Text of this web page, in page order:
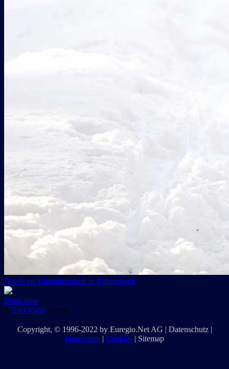
Hotels en Vakantiehuizen in Bütgenbach
Book now
A SiteOrigin Theme
Copyright, © 1996-2022 by Euregio.Net AG | Datenschutz|
Impressum | Cookies | Sitemap